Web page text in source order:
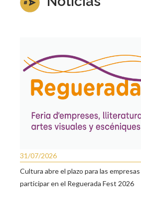
31/07/2026
Cultura abre el plazo para las
participar en el Reguerada Fest 2026